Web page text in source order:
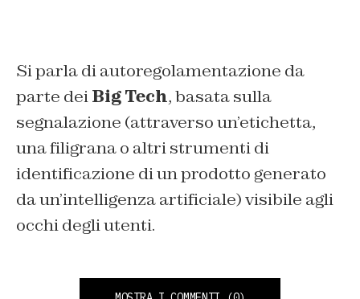
Si parla di autoregolamentazione da
parte deiBig Tech, basata sulla
segnalazione (attraverso un’etichetta,
una filigrana o altri strumenti di
identificazione di un prodotto generato
da un’intelligenza artificiale) visibile agli
occhi degli utenti.